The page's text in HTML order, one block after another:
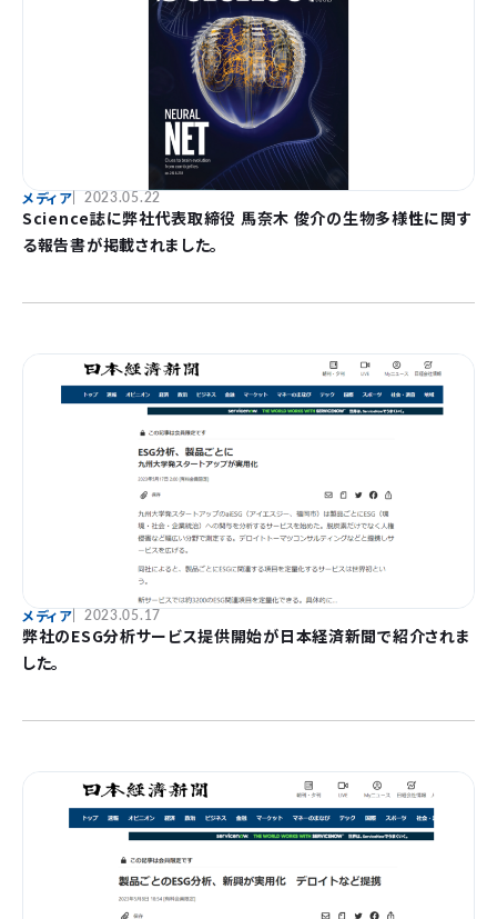
メディア 2023.05.22
Science誌に弊社代表取締役 馬奈木 俊介の生物多様性に関す
る報告書が掲載されました。
メディア 2023.05.17
弊社のESG分析サービス提供開始が日本経済新聞で紹介されま
した。